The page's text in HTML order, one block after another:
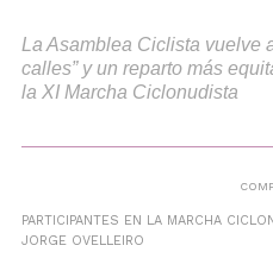
La Asamblea Ciclista vuelve
calles” y un reparto más
la XI Marcha Ciclonudista
PARTICIPANTES EN LA MARCHA
JORGE OVELLEIRO